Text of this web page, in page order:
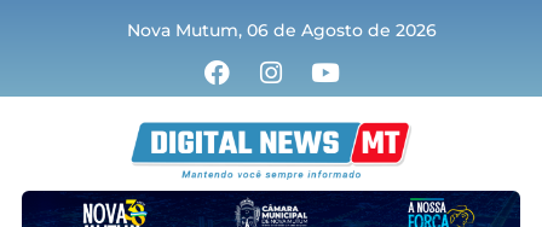
Nova Mutum, 06 de Agosto de 2026